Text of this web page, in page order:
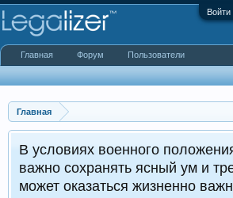
Войти
Главная
положения в Украине
ясный ум и трезвость. Это
жизненно важным как для
Главная Форум Пользователи